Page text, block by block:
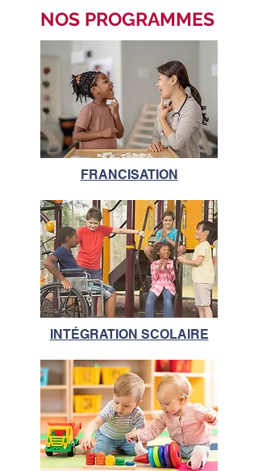
NOS PROGRAMMES
FRANCISATION
INTÉGRATION SCOLAIRE